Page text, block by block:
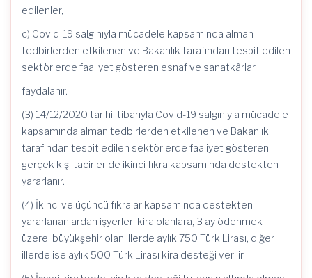
edilenler,
c) Covid-19 salgınıyla mücadele kapsamında alman
tedbirlerden etkilenen ve Bakanlık tarafından tespit edilen
sektörlerde faaliyet gösteren esnaf ve sanatkârlar,
faydalanır.
(3) 14/12/2020 tarihi itibarıyla Covid-19 salgınıyla mücadele
kapsamında alman tedbirlerden etkilenen ve Bakanlık
tarafından tespit edilen sektörlerde faaliyet gösteren
gerçek kişi tacirler de ikinci fıkra kapsamında destekten
yararlanır.
(4) İkinci ve üçüncü fıkralar kapsamında destekten
yararlananlardan işyerleri kira olanlara, 3 ay ödenmek
üzere, büyükşehir olan illerde aylık 750 Türk Lirası, diğer
illerde ise aylık 500 Türk Lirası kira desteği verilir.